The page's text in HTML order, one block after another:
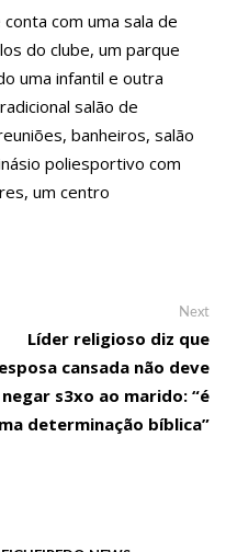
Rodrigues Viana revitalizado
zona oeste
ficarão sem energia nesta
(15)
em greve em todo o Brasil
vídeo: “Te vejo no inferno”;
grau no rosto após celular
do trabalho em Manaus
de Museus conta com
espaços culturais
com uma sala de
do clube, um parque
uma infantil e outra
salão de
banheiros, salão
poliesportivo com
um centro
Next
Líder religioso diz que
esposa cansada não deve
negar s3xo ao marido: “é
determinação bíblica”